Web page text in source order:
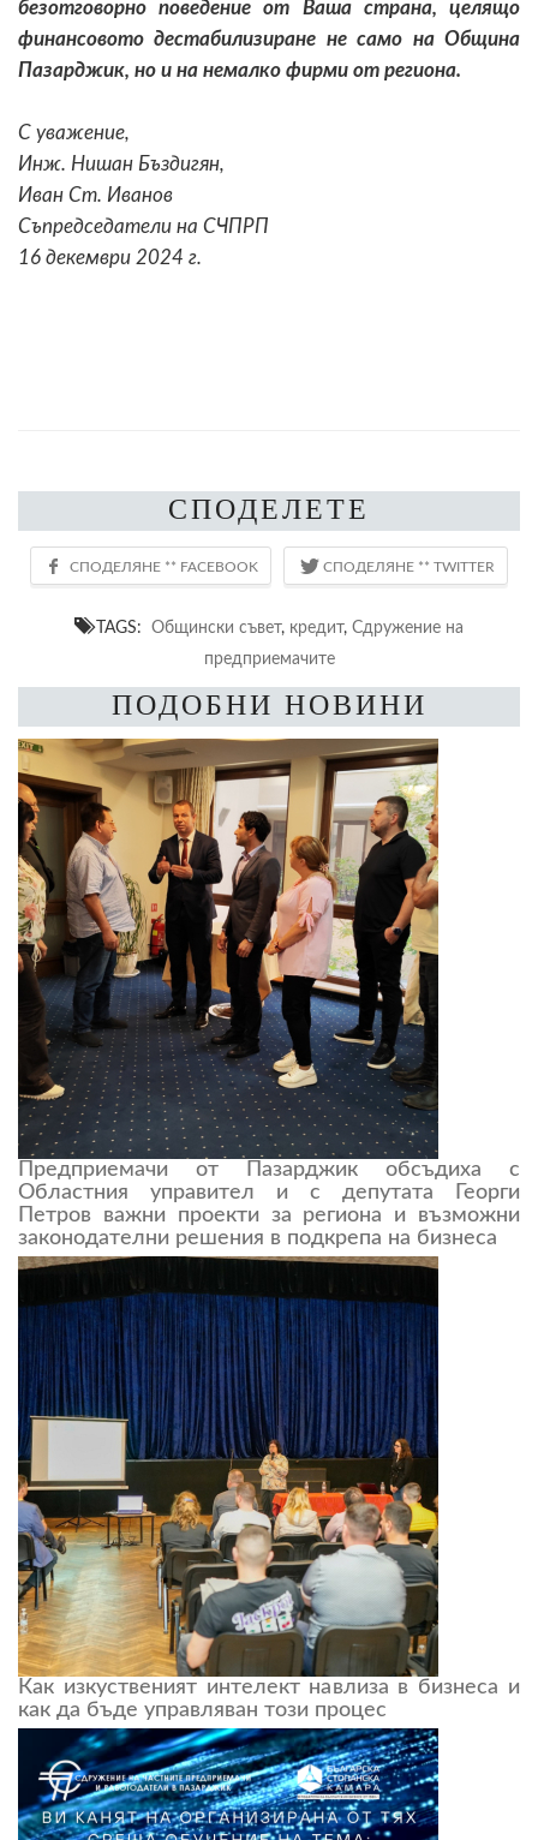
безотговорно поведение от Ваша страна, целящо
финансовото дестабилизиране не само на Община
Пазарджик, но и на немалко фирми от региона.
С уважение,
Инж. Нишан Бъздигян,
Иван Ст. Иванов
Съпредседатели на СЧПРП
16 декември 2024 г.
СПОДЕЛЕТЕ
TAGS: Общински съвет, кредит, Сдружение на
предприемачите
ПОДОБНИ НОВИНИ
Предприемачи от Пазарджик обсъдиха с
Областния управител и с депутата Георги
Петров важни проекти за региона и възможни
законодателни решения в подкрепа на бизнеса
Как изкуственият интелект навлиза в бизнеса и
как да бъде управляван този процес